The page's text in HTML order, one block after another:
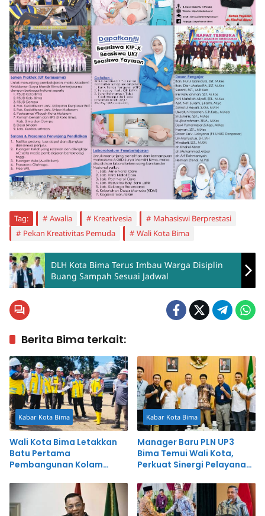
Tag: Awalia Kreativesia
Mahasiswi Berprestasi
Pekan Kreativitas Pemuda
Wali Kota Bima
DLH Kota Bima Terus Imbau Warga Disiplin
Buang Sampah Sesuai Jadwal
Berita Bima terkait:
Kabar Kota Bima
Wali Kota Bima Letakkan
Batu Pertama
Pembangunan Kolam
Kabar Kota Bima
Manager Baru PLN UP3
Bima Temui Wali Kota,
Perkuat Sinergi Pelayanan